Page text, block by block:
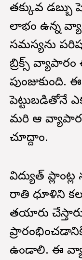
తక్కువ డబ్బు
లాభం ఉన్న
సమస్యను
బ్రిక్స్
పెట్టుబడితోనే
మరి ఆ
చూద్దాం.
విద్యుత్
రాతి ధూళిని
తయారు
ఉండాలి. ఈ